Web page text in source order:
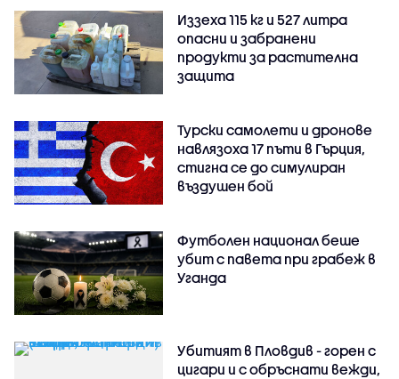
Иззеха 115 кг и 527 литра
опасни и забранени
продукти за растителна
защита
Турски самолети и дронове
навлязоха 17 пъти в Гърция,
стигна се до симулиран
въздушен бой
Футболен национал беше
убит с павета при грабеж в
Уганда
Убитият в Пловдив - горен с
цигари и с обръснати вежди,